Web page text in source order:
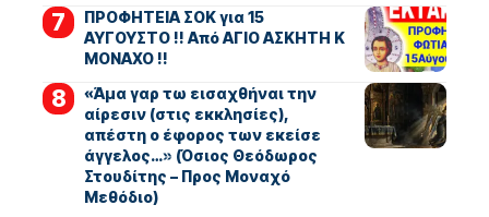
ΠΡΟΦΗΤΕΙΑ ΣΟΚ για 15
ΑΥΓΟΥΣΤΟ !! Από ΑΓΙΟ ΑΣΚΗΤΗ Κ
ΜΟΝΑΧΟ !!
«Άμα γαρ τω εισαχθήναι την
αίρεσιν (στις εκκλησίες),
απέστη ο έφορος των εκείσε
άγγελος…» (Όσιος Θεόδωρος
Στουδίτης – Προς Μοναχό
Μεθόδιο)